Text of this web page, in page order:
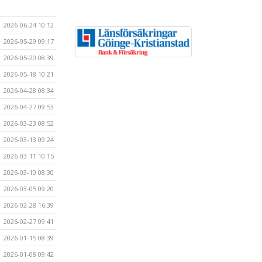
2026-06-24 10:12
2026-05-29 09:17
2026-05-20 08:39
2026-05-18 10:21
2026-04-28 08:34
2026-04-27 09:53
2026-03-23 08:52
2026-03-13 09:24
2026-03-11 10:15
2026-03-10 08:30
2026-03-05 09:20
2026-02-28 16:39
2026-02-27 09:41
2026-01-15 08:39
2026-01-08 09:42